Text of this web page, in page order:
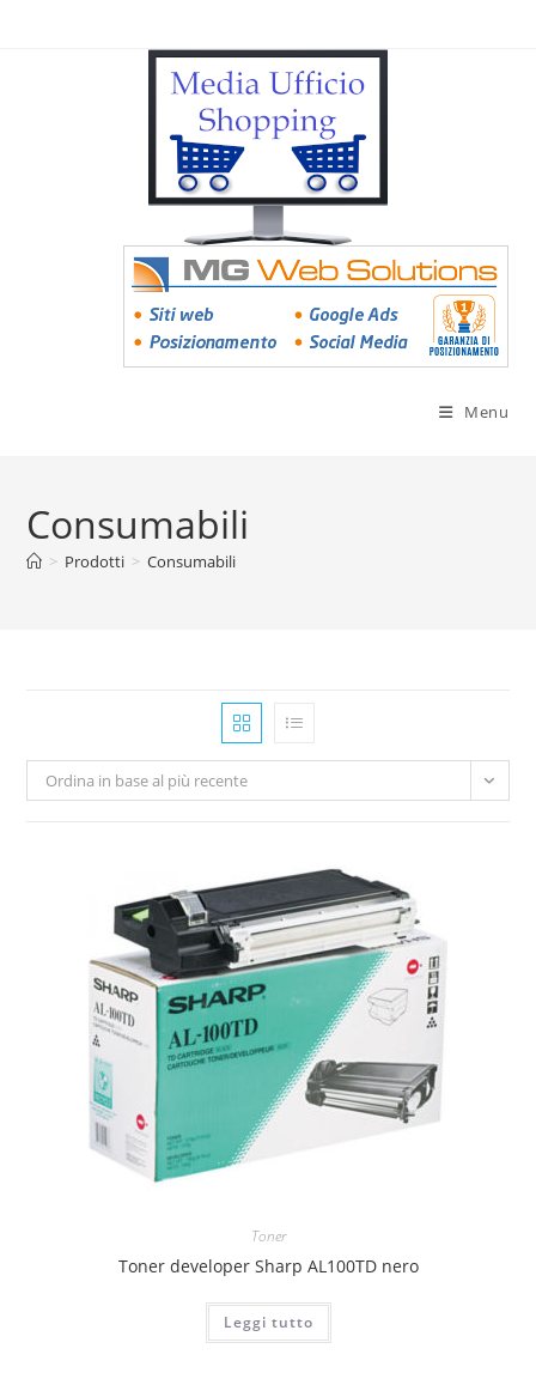
Menu
Consumabili
> Prodotti > Consumabili
Ordina in base al più recente
Toner
Toner developer Sharp AL100TD nero
Leggi tutto